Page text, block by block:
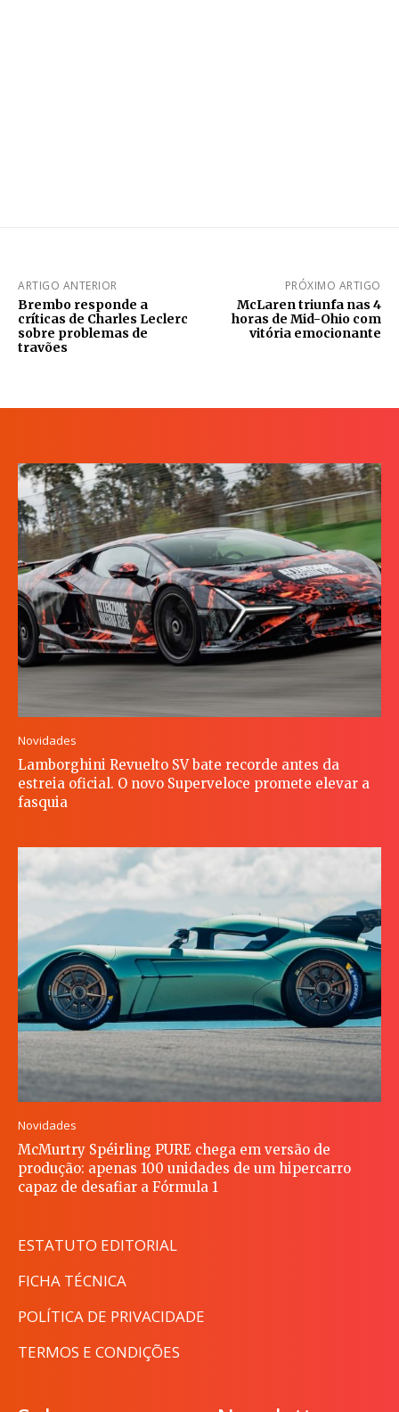
ARTIGO ANTERIOR
Brembo responde a
críticas de Charles Leclerc
sobre problemas de
travões
PRÓXIMO ARTIGO
McLaren triunfa nas 4
horas de Mid-Ohio com
vitória emocionante
Novidades
Lamborghini Revuelto SV bate recorde antes da
estreia oficial. O novo Superveloce promete elevar a
fasquia
Novidades
McMurtry Spéirling PURE chega em versão de
produção: apenas 100 unidades de um hipercarro
capaz de desafiar a Fórmula 1
ESTATUTO EDITORIAL
FICHA TÉCNICA
POLÍTICA DE PRIVACIDADE
TERMOS E CONDIÇÕES